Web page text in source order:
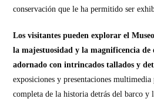
conservación que le ha permitido ser
Los visitantes pueden explorar el
la majestuosidad y la magnificencia de
adornado con intrincados tallados y
exposiciones y presentaciones
completa de la historia detrás del barco y